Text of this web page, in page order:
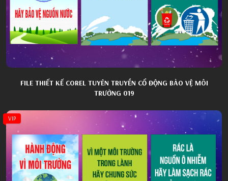
FILE THIẾT KẾ COREL TUYÊN TRUYỀN CỔ ĐỘNG BẢO VỆ MÔI
TRƯỜNG 019
VIP